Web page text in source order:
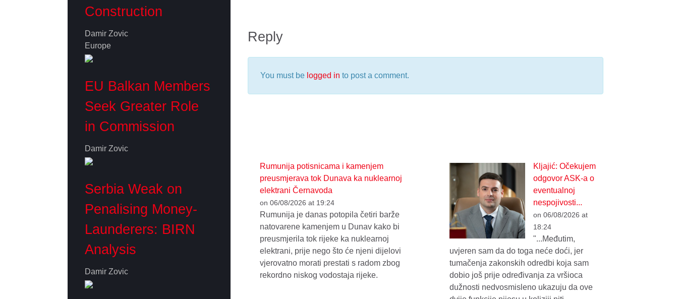
Construction
Damir Zovic
Europe
EU Balkan Members
Seek Greater Role
in Commission
Damir Zovic
Serbia Weak on
Penalising Money-
Launderers: BIRN
Analysis
Damir Zovic
Reply
You must be logged in to post a comment.
Rumunija potisnicama i kamenjem
preusmjerava tok Dunava ka nuklearnoj
elektrani Černavoda
on 06/08/2026 at 19:24
Rumunija je danas potopila četiri barže
natovarene kamenjem u Dunav kako bi
preusmjerila tok rijeke ka nuklearnoj
elektrani, prije nego što će njeni dijelovi
vjerovatno morati prestati s radom zbog
rekordno niskog vodostaja rijeke.
Kljajić: Očekujem
odgovor ASK-a o
eventualnoj
nespojivosti...
on 06/08/2026 at
18:24
"...Međutim,
uvjeren sam da do toga neće doći, jer
tumačenja zakonskih odredbi koja sam
dobio još prije određivanja za vršioca
dužnosti nedvosmisleno ukazuju da ove